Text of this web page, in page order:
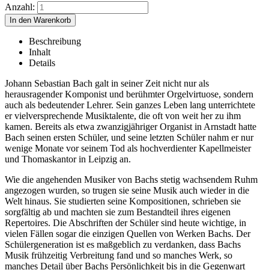
Anzahl:
Beschreibung
Inhalt
Details
Johann Sebastian Bach galt in seiner Zeit nicht nur als
herausragender Komponist und berühmter Orgelvirtuose, sondern
auch als bedeutender Lehrer. Sein ganzes Leben lang unterrichtete
er vielversprechende Musiktalente, die oft von weit her zu ihm
kamen. Bereits als etwa zwanzigjähriger Organist in Arnstadt hatte
Bach seinen ersten Schüler, und seine letzten Schüler nahm er nur
wenige Monate vor seinem Tod als hochverdienter Kapellmeister
und Thomaskantor in Leipzig an.
Wie die angehenden Musiker von Bachs stetig wachsendem Ruhm
angezogen wurden, so trugen sie seine Musik auch wieder in die
Welt hinaus. Sie studierten seine Kompositionen, schrieben sie
sorgfältig ab und machten sie zum Bestandteil ihres eigenen
Repertoires. Die Abschriften der Schüler sind heute wichtige, in
vielen Fällen sogar die einzigen Quellen von Werken Bachs. Der
Schülergeneration ist es maßgeblich zu verdanken, dass Bachs
Musik frühzeitig Verbreitung fand und so manches Werk, so
manches Detail über Bachs Persönlichkeit bis in die Gegenwart